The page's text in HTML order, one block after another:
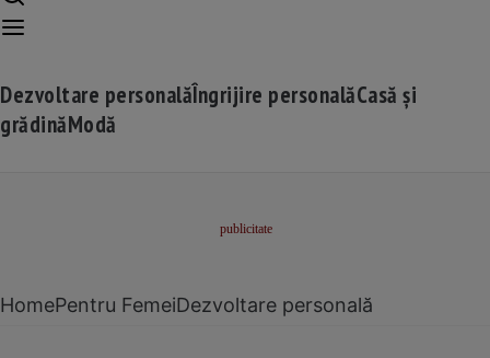
Dezvoltare personalăÎngrijire personalăCasă și
grădinăModă
HomePentru FemeiDezvoltare personală